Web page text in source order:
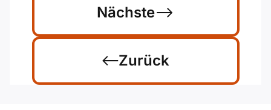
Zurück
Nächste